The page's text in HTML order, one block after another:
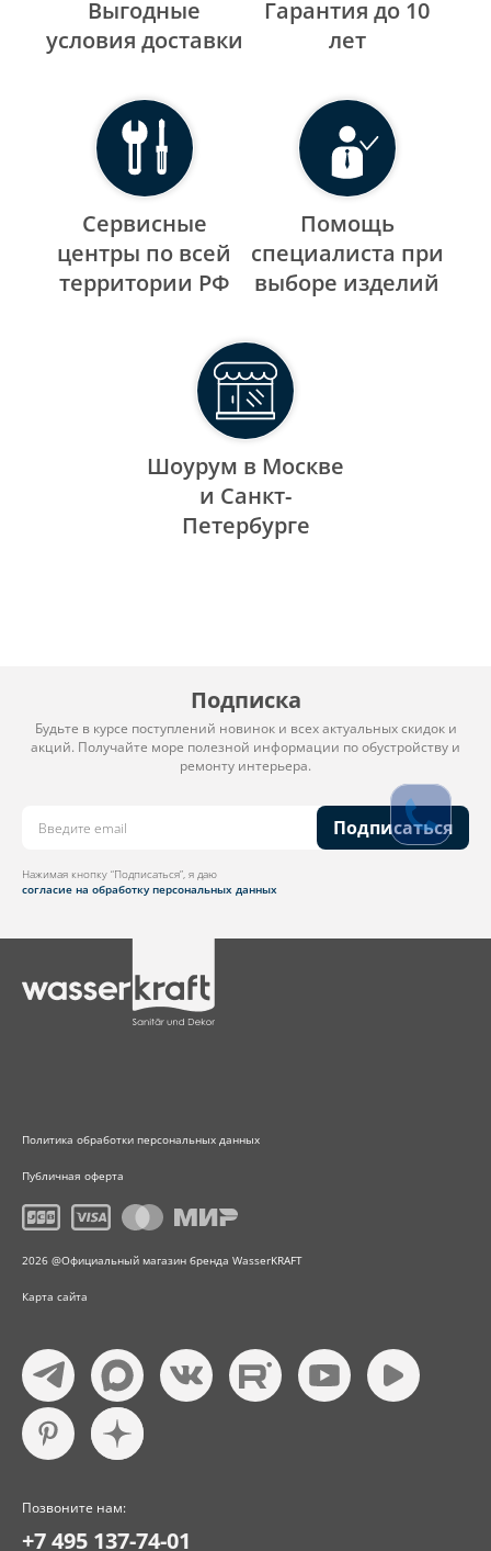
Выгодные
уcловия доставки
Гарантия до 10
лет
Сервисные
центры по всей
территории РФ
Помощь
специалиста при
выборе изделий
Шоурум в Москве
и Санкт-
Петербурге
Подписка
Будьте в курсе поступлений новинок и всех актуальных скидок и
акций. Получайте море полезной информации по обустройству и
ремонту интерьера.
Подписаться
Нажимая кнопку “Подписаться”, я даю
согласие на обработку персональных данных
Политика обработки персональных данных
Публичная оферта
2026 @Официальный магазин бренда WasserKRAFT
Карта сайта
Позвоните нам:
+7 495 137-74-01